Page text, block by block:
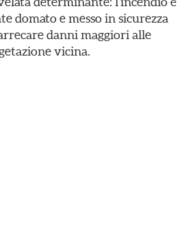
domato e messo in sicurezza
danni maggiori alle
vicina.